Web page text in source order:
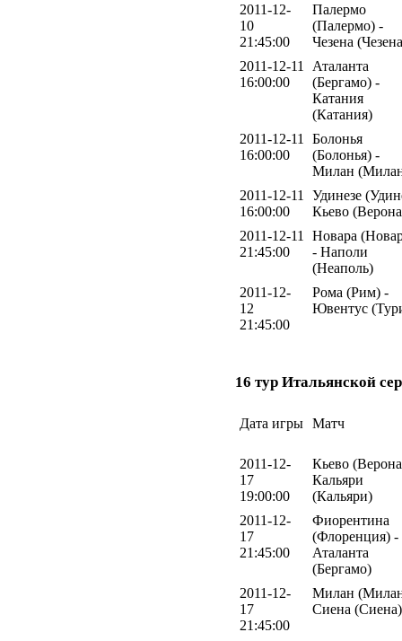
2011-12-
10
21:45:00
Палермо
(Палермо) -
Чезена
2011-12-11
16:00:00
Аталанта
(Бергамо) -
Катания
(Катания)
2011-12-11
16:00:00
Болонья
(Болонья) -
Милан
2011-12-11
16:00:00
Удинезе
Кьево
2011-12-11
21:45:00
Новара
- Наполи
(Неаполь)
2011-12-
12
21:45:00
Рома (Рим) -
Ювентус
16 тур Итальянской
Дата игры Матч
2011-12-
17
19:00:00
Кьево
Кальяри
(Кальяри)
2011-12-
17
21:45:00
Фиорентина
(Флоренция) -
Аталанта
(Бергамо)
2011-12-
17
21:45:00
Милан
Сиена (Сиена)